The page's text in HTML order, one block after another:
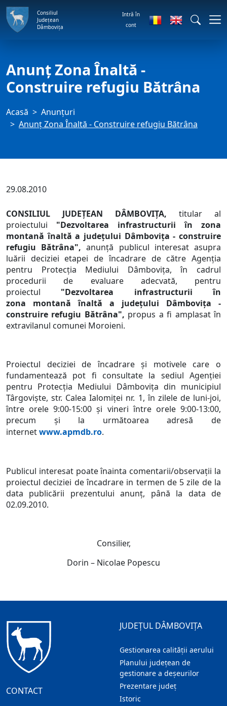
Consiliul
Județean
Dâmbovița
Intră în
cont
Anunţ Zona Înaltă -
Construire refugiu Bătrâna
Acasă
Anunţuri
Anunţ Zona Înaltă - Construire refugiu Bătrâna
29.08.2010
CONSILIUL JUDEŢEAN DÂMBOVIŢA, titular al
proiectului "Dezvoltarea infrastructurii în zona
montană înaltă a judeţului Dâmboviţa - construire
refugiu Bătrâna",anunţă publicul interesat asupra
luării deciziei etapei de încadrare de către Agenţia
pentru Protecţia Mediului Dâmboviţa, în cadrul
procedurii de evaluare adecvată, pentru
proiectul "Dezvoltarea infrastructurii în
zona
montană înaltă a judeţului Dâmboviţa -
construire refugiu Bătrâna", propus a fi amplasat în
extravilanul comunei Moroieni.
Proiectul deciziei de încadrare şi motivele care o
fundamentează pot fi consultate la sediul Agenţiei
pentru Protecţia Mediului Dâmboviţa din municipiul
Târgovişte, str. Calea Ialomiţei nr. 1, în zilele de luni-joi,
între orele 9:00-15:00 şi vineri între orele 9:00-13:00,
precum şi la următoarea adresă de
internetwww.apmdb.ro.
Publicul interesat poate înainta comentarii/observaţii la
proiectul deciziei de încadrare in termen de 5 zile de la
data publicării prezentului anunţ, până la data de
02.09.2010.
Consilier,
Dorin – Nicolae Popescu
CONTACT
JUDEȚUL DÂMBOVIȚA
Gestionarea calității aerului
Planului județean de
gestionare a deșeurilor
Prezentare judeţ
Istoric